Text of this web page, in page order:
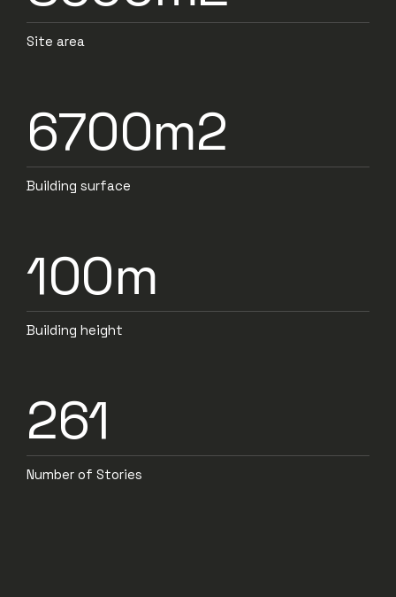
Site area
6700m2
Building surface
100m
Building height
261
Number of Stories